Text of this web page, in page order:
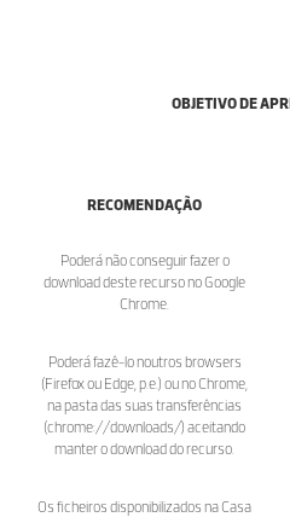
OBJETIVO DE
RECOMENDAÇÃO
Poderá não conseguir fazer o
download deste recurso no Google
Chrome.
Poderá fazê-lo noutros browsers
(Firefox ou Edge, p.e.) ou no Chrome,
na pasta das suas transferências
(chrome://downloads/) aceitando
manter o download do recurso.
Os ficheiros disponibilizados na Casa